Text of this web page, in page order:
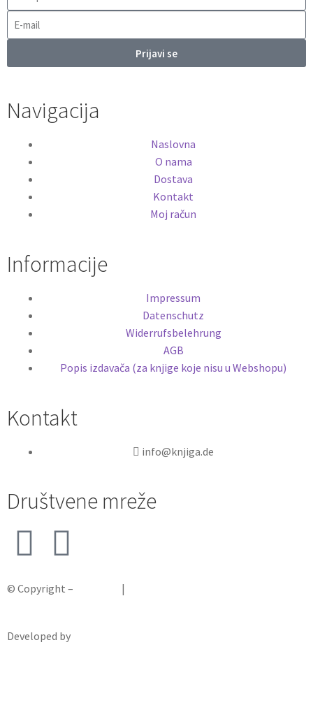
Prijavi se
Navigacija
Naslovna
O nama
Dostava
Kontakt
Moj račun
Informacije
Impressum
Datenschutz
Widerrufsbelehrung
AGB
Popis izdavača (za knjige koje nisu u Webshopu)
Kontakt
info@knjiga.de
Društvene mreže
© Copyright – |
Developed by